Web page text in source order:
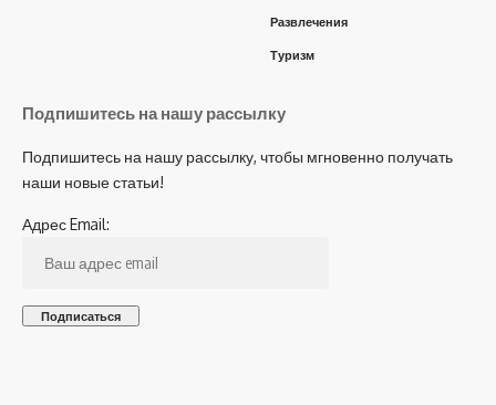
Развлечения
Туризм
Подпишитесь на нашу рассылку
Подпишитесь на нашу рассылку, чтобы мгновенно получать
наши новые статьи!
Адрес Email: